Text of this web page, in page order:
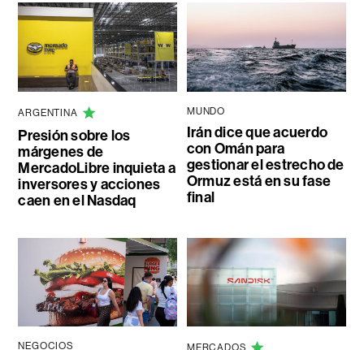
ARGENTINA
Presión sobre los
márgenes de
MercadoLibre inquieta a
inversores y acciones
caen en el Nasdaq
MUNDO
Irán dice que acuerdo
con Omán para
gestionar el estrecho de
Ormuz está en su fase
final
NEGOCIOS